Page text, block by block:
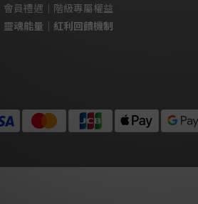
會員禮遇｜階級專屬權益
靈魂能量｜紅利回饋機制